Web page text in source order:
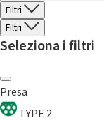
Filtri
Filtri
Seleziona i filtri
Presa
TYPE 2